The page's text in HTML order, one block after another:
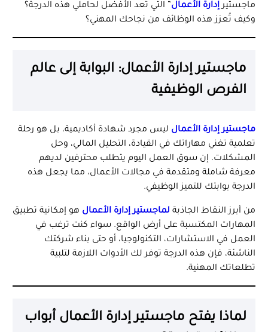
ماجستيرإدارة الأعمال” التي تُعد الأفضل لحاملي هذه الدرجة؟
وكيف تُعزز هذه الوظائف من نجاحك المهني؟
ماجستير إدارة الأعمال: البوابة إلى عالم
الفرص الوظيفية
ماجستير إدارة الأعمال ليس مجرد شهادة أكاديمية، بل هو رحلة
تعلمية تغني مهاراتك في القيادة، التحليل المالي، وحل
المشكلات. إن سوق العمل اليوم يتطلب محترفين لديهم
معرفة شاملة ومتقدمة في مجالات الأعمال، مما يجعل هذه
الدرجة بوابتك للتميز الوظيفي.
من أبرز النقاط الجاذبة لماجستير إدارة الأعمال هو إمكانية تطبيق
المهارات المكتسبة على أرض الواقع. سواء كنت ترغب في
العمل في الاستشارات، التكنولوجيا، أو حتى بناء شركتك
الناشئة، فإن هذه الدرجة توفر لك الأدوات اللازمة لتلبية
تطلعاتك المهنية.
لماذا يفتح ماجستير إدارة الأعمال أبواب